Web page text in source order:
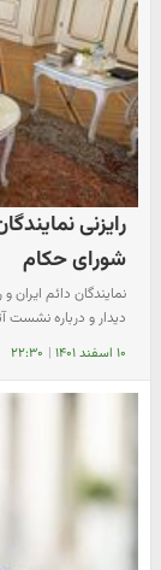
رایزنی
شورای حکام
نمایندگان دائم
دیدار و درباره نشست
۱۰ اسفند ۱۴۰۱ | ۲۲:۳۰